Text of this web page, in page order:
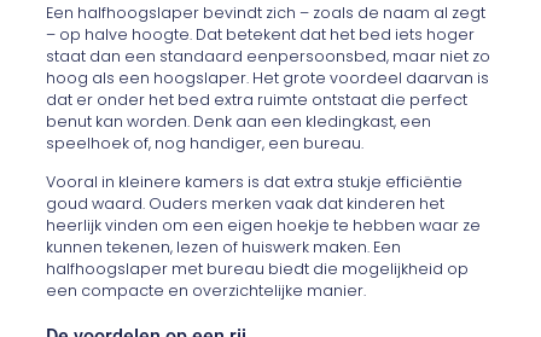
Een halfhoogslaper bevindt zich – zoals de naam al zegt
– op halve hoogte. Dat betekent dat het bed iets hoger
staat dan een standaard eenpersoonsbed, maar niet zo
hoog als een hoogslaper. Het grote voordeel daarvan is
dat er onder het bed extra ruimte ontstaat die perfect
benut kan worden. Denk aan een kledingkast, een
speelhoek of, nog handiger, een bureau.
Vooral in kleinere kamers is dat extra stukje efficiëntie
goud waard. Ouders merken vaak dat kinderen het
heerlijk vinden om een eigen hoekje te hebben waar ze
kunnen tekenen, lezen of huiswerk maken. Een
halfhoogslaper met bureau biedt die mogelijkheid op
een compacte en overzichtelijke manier.